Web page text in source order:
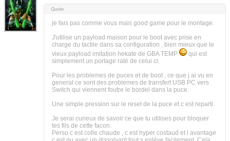
je fais pas comme vous mais good game pour le montage.
J'utilise un payload maison pour le boot avec prise en
charge du tactile dans sa configuration , bien mieux que le
vieux payload imitation hekate de GBA TEMP
qui est
simplement un portage raté de celui ci.
Pour les problemes de puces et de boot , ce que j ai vu en
general ce sont des problemes de transfert USB PC vers
Switch qui viennent foutre le bordel dans la puce.
Une simple pression sur le reset de la puce et c est reparti.
Je serai curieux de savoir ce que tu utilises pour bloquer
tes fils de cette facon.
Perso c est colle chaude , c est hyper costaud et l avantage